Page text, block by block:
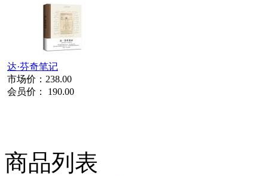
达·芬奇笔记
市场价： 238.00
会员价： 190.00
商品列表